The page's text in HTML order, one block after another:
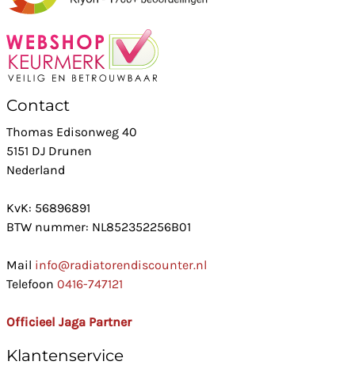
Contact
Thomas Edisonweg 40
5151 DJ Drunen
Nederland
KvK: 56896891
BTW nummer: NL852352256B01
Mail info@radiatorendiscounter.nl
Telefoon 0416-747121
Officieel Jaga Partner
Klantenservice